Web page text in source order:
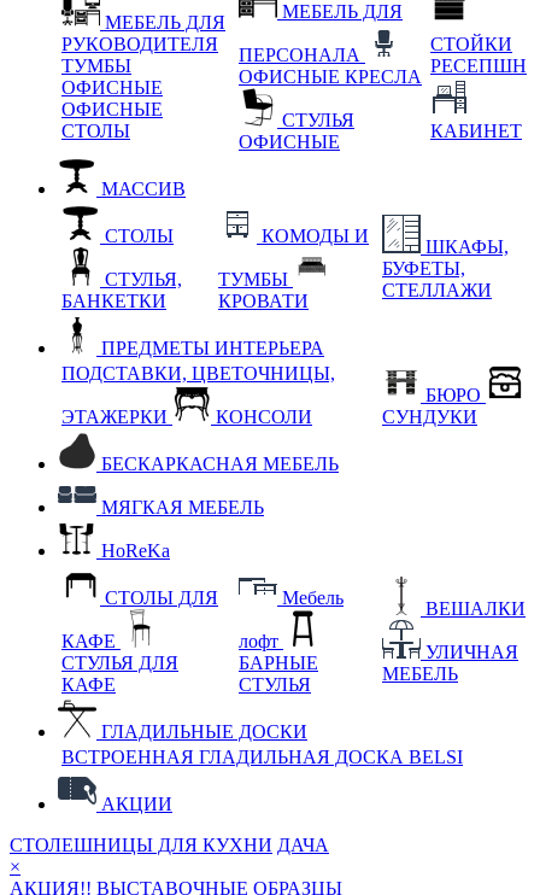
МЕБЕЛЬ ДЛЯ
РУКОВОДИТЕЛЯ
ТУМБЫ
ОФИСНЫЕ
ОФИСНЫЕ
СТОЛЫ
МЕБЕЛЬ ДЛЯ
ПЕРСОНАЛА
ОФИСНЫЕ КРЕСЛА
СТУЛЬЯ
ОФИСНЫЕ
СТОЙКИ
РЕСЕПШН
КАБИНЕТ
МАССИВ
СТОЛЫ
СТУЛЬЯ,
БАНКЕТКИ
КОМОДЫ И
ТУМБЫ
КРОВАТИ
ШКАФЫ,
БУФЕТЫ,
СТЕЛЛАЖИ
ПРЕДМЕТЫ ИНТЕРЬЕРА
ПОДСТАВКИ, ЦВЕТОЧНИЦЫ,
ЭТАЖЕРКИ КОНСОЛИ
БЮРО
СУНДУКИ
БЕСКАРКАСНАЯ МЕБЕЛЬ
МЯГКАЯ МЕБЕЛЬ
HoReKa
СТОЛЫ ДЛЯ
КАФЕ
СТУЛЬЯ ДЛЯ
КАФЕ
Мебель
лофт
БАРНЫЕ
СТУЛЬЯ
ВЕШАЛКИ
УЛИЧНАЯ
МЕБЕЛЬ
ГЛАДИЛЬНЫЕ ДОСКИ
ВСТРОЕННАЯ ГЛАДИЛЬНАЯ ДОСКА BELSI
АКЦИИ
СТОЛЕШНИЦЫ ДЛЯ КУХНИ ДАЧА
×
АКЦИЯ!! ВЫСТАВОЧНЫЕ ОБРАЗЦЫ